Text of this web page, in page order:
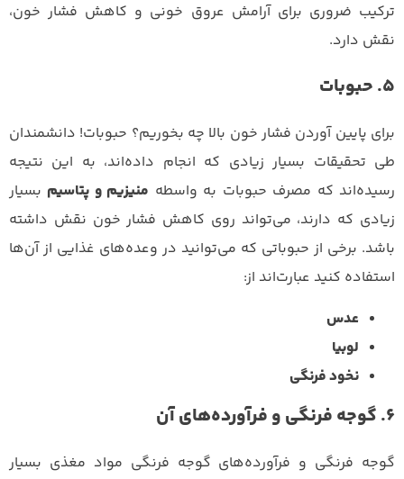
ترکیب ضروری برای آرامش عروق خونی و کاهش فشار خون،
نقش دارد.
5. حبوبات
برای پایین آوردن فشار خون بالا چه بخوریم؟ حبوبات! دانشمندان
طی تحقیقات بسیار زیادی که انجام داده‌اند، به این نتیجه
رسیده‌اند که مصرف حبوبات به واسطه منیزیم و پتاسیم بسیار
زیادی که دارند، می‌تواند روی کاهش فشار خون نقش داشته
باشد. برخی از حبوباتی که می‌توانید در وعده‌های غذایی از آن‌ها
استفاده کنید عبارت‌اند از:
عدس
لوبیا
نخود فرنگی
6. گوجه‌ فرنگی و فرآورده‌های آن
گوجه فرنگی و فرآورده‌های گوجه فرنگی مواد مغذی بسیار